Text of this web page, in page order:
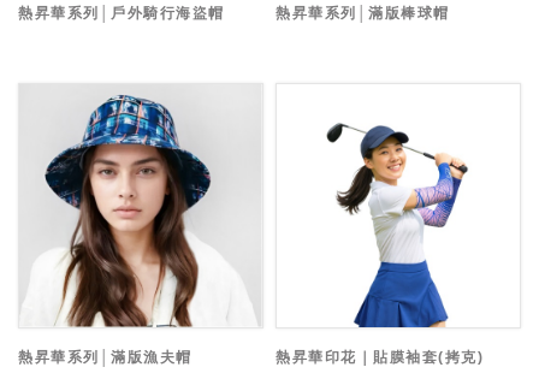
熱昇華系列│戶外騎行海盜帽 熱昇華系列│滿版棒球帽
熱昇華系列│滿版漁夫帽 熱昇華印花｜貼膜袖套(拷克)